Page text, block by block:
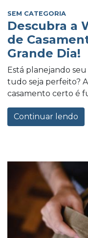
SEM CATEGORIA
Descubra a
de
Grande Dia!
Está planejando
tudo seja perfeito?
casamento certo é
Continuar lendo